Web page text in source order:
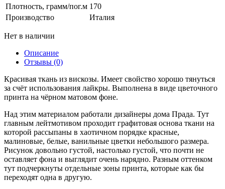
Плотность, грамм/пог.м 170
Производство
Италия
Нет в наличии
Описание
Отзывы (0)
Красивая ткань из вискозы. Имеет свойство хорошо тянуться
за счёт использования лайкры. Выполнена в виде цветочного
принта на чёрном матовом фоне.
Над этим материалом работали дизайнеры дома Прада. Тут
главным лейтмотивом проходит графитовая основа ткани на
которой рассыпаны в хаотичном порядке красные,
малиновые, белые, ванильные цветки небольшого размера.
Рисунок довольно густой, настолько густой, что почти не
оставляет фона и выглядит очень нарядно. Разным оттенком
тут подчеркнуты отдельные зоны принта, которые как бы
переходят одна в другую.